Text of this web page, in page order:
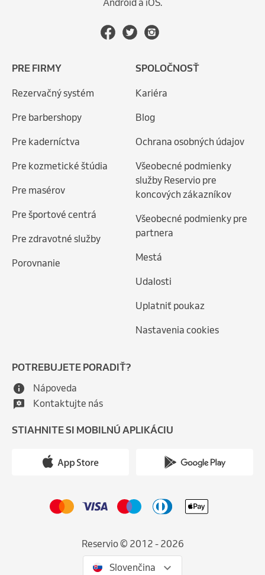
PRE FIRMY
Rezervačný systém
Pre barbershopy
Pre kaderníctva
Pre kozmetické štúdia
Pre masérov
Pre športové centrá
Pre zdravotné služby
Porovnanie
SPOLOČNOSŤ
Kariéra
Blog
Ochrana osobných údajov
Všeobecné podmienky
služby Reservio pre
koncových zákazníkov
Všeobecné podmienky pre
partnera
Mestá
Udalosti
Uplatniť poukaz
Nastavenia cookies
POTREBUJETE PORADIŤ?
Nápoveda
Kontaktujte nás
STIAHNITE SI MOBILNÚ APLIKÁCIU
Reservio © 2012 - 2026
Slovenčina